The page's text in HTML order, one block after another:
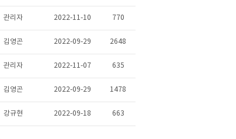
관리자 2022-11-10 770
김영곤 2022-09-29 2648
관리자 2022-11-07 635
김영곤 2022-09-29 1478
강규현 2022-09-18 663